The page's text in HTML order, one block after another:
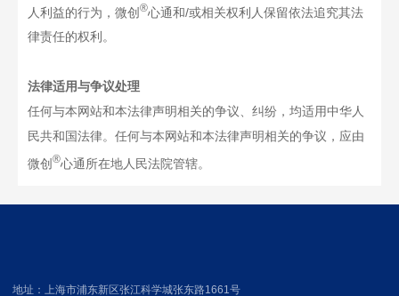
人利益的行为，微创®心通和/或相关权利人保留依法追究其法
律责任的权利。
法律适用与争议处理
任何与本网站和本法律声明相关的争议、纠纷，均适用中华人
民共和国法律。任何与本网站和本法律声明相关的争议，应由
微创®心通所在地人民法院管辖。
地址：上海市浦东新区张江科学城张东路1661号